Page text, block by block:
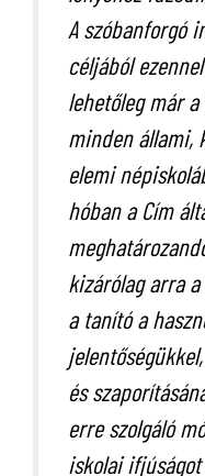
A szóbanforgó
céljából
lehetőleg már
minden állami,
elemi
hóban a Cím
kizárólag arra
a tanító a
és
erre szolgáló
iskolai